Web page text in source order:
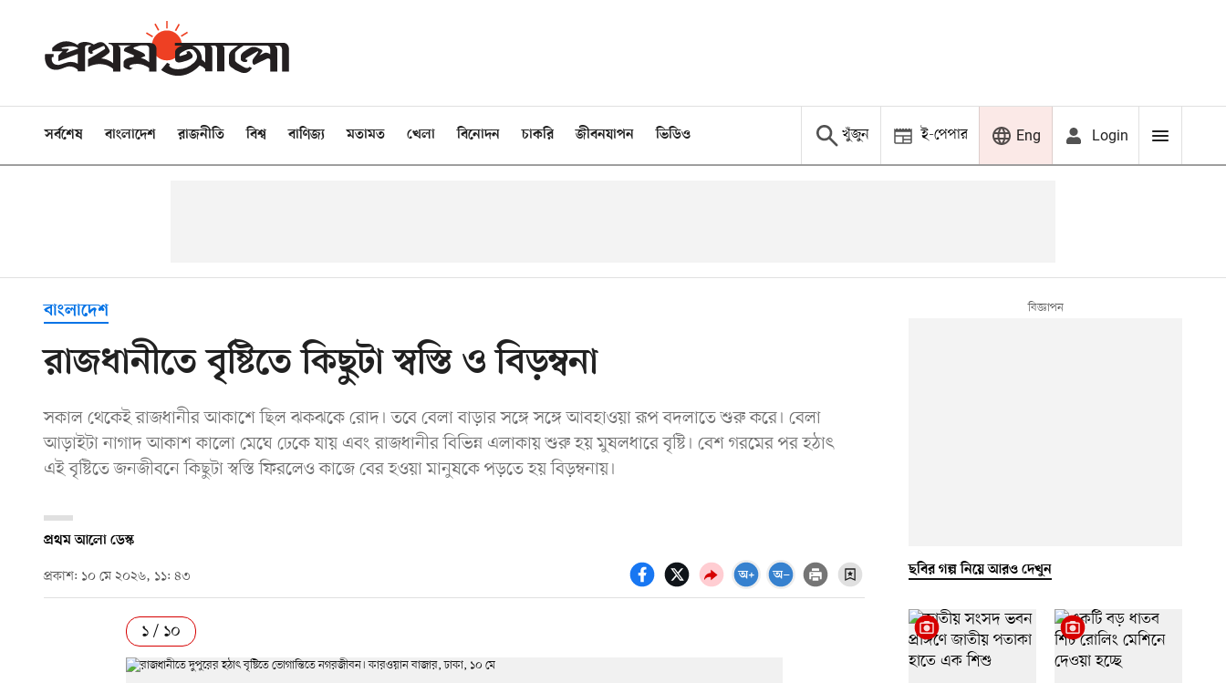
সর্বশেষ বাংলাদেশ রাজনীতি বিশ্ব বাণিজ্য মতামত খেলা বিনোদন চাকরি জীবনযাপন ভিডিও খুঁজুন ই-পেপার Eng Login
বাংলাদেশ
রাজধানীতে বৃষ্টিতে কিছুটা স্বস্তি ও বিড়ম্বনা
সকাল থেকেই রাজধানীর আকাশে ছিল ঝকঝকে রোদ। তবে বেলা বাড়ার সঙ্গে সঙ্গে আবহাওয়া রূপ বদলাতে শুরু করে। বেলা
আড়াইটা নাগাদ আকাশ কালো মেঘে ঢেকে যায় এবং রাজধানীর বিভিন্ন এলাকায় শুরু হয় মুষলধারে বৃষ্টি। বেশ গরমের পর হঠাৎ
এই বৃষ্টিতে জনজীবনে কিছুটা স্বস্তি ফিরলেও কাজে বের হওয়া মানুষকে পড়তে হয় বিড়ম্বনায়।
প্রথম আলো ডেস্ক
প্রকাশ: ১০ মে ২০২৬, ১১: ৪৩
১ / ১০
ছবির গল্প নিয়ে আরও দেখুন